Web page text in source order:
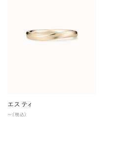
エスティ
〜（税込）